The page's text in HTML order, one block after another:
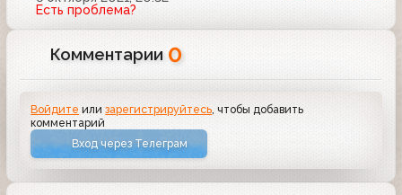
Есть проблема?
Комментарии 0
Войдите илизарегистрируйтесь , чтобы добавить
комментарий
Вход через Телеграм